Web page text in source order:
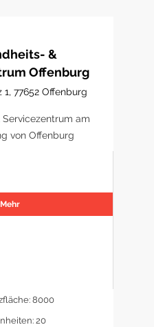
&
Offenburg
1, 77652 Offenburg
am
von Offenburg
Mehr
8000
20